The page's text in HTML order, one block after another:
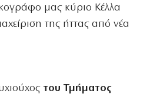
μας κύριο Κέλλα
της ήττας από νέα
του Τμήματος